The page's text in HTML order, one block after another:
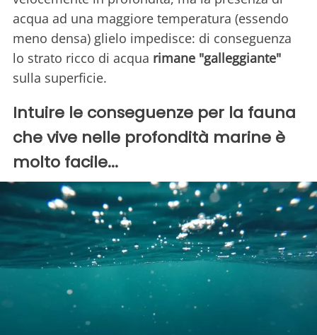
acqua ad una maggiore temperatura (essendo
meno densa) glielo impedisce: di conseguenza
lo strato ricco di acqua rimane "galleggiante"
sulla superficie.
Intuire le conseguenze per la fauna
che vive nelle profondità marine è
molto facile...